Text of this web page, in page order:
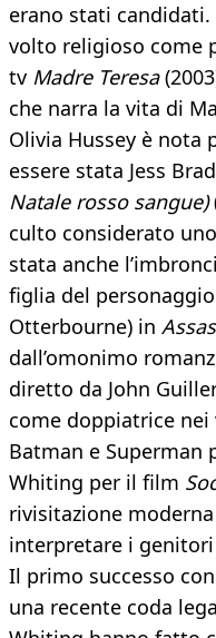
erano stati candidati.
volto religioso come
tv Madre Teresa
che narra la vita di
Olivia Hussey è nota
essere stata Jess
Natale rosso sangue)
culto considerato
stata anche
figlia del
Otterbourne) in
dall’omonimo
diretto da John
come doppiatrice nei
Batman e Superman
Whiting per il film
rivisitazione
interpretare i
Il primo successo
una recente coda